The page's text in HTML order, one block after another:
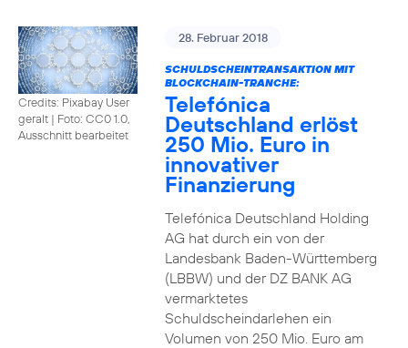
Credits: Pixabay User
geralt | Foto: CC0 1.0,
Ausschnitt bearbeitet
28. Februar 2018
SCHULDSCHEINTRANSAKTION MIT
BLOCKCHAIN-TRANCHE:
Telefónica
Deutschland erlöst
250 Mio. Euro in
innovativer
Finanzierung
Telefónica Deutschland Holding
AG hat durch ein von der
Landesbank Baden-Württemberg
(LBBW) und der DZ BANK AG
vermarktetes
Schuldscheindarlehen ein
Volumen von 250 Mio. Euro am